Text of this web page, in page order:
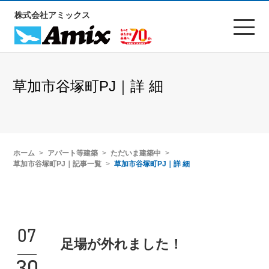
株式会社アミックス
草加市谷塚町PJ｜詳 細
ホーム アパート等建築
ただいま建築中
草加市谷塚町PJ｜記事一覧
草加市谷塚町PJ｜詳 細
07 足場が外れました！